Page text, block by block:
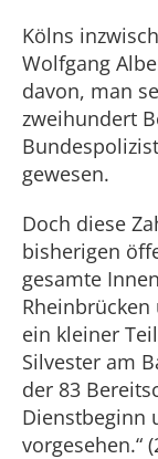
Kölns
Wolfgang
davon, man
zweihundert
gewesen.
Doch diese
bisherigen
gesamte
Rheinbrücken
ein kleiner
Silvester am
der 83
Dienstbeginn
vorgesehen.“